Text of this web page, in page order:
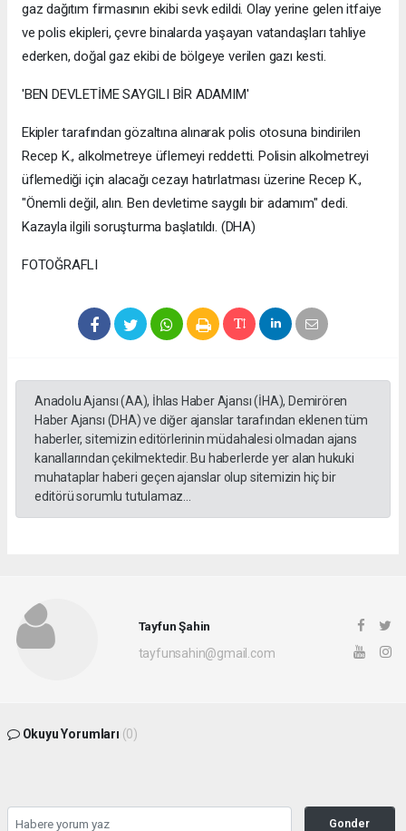
gaz dağıtım firmasının ekibi sevk edildi. Olay yerine gelen itfaiye
ve polis ekipleri, çevre binalarda yaşayan vatandaşları tahliye
ederken, doğal gaz ekibi de bölgeye verilen gazı kesti.
'BEN DEVLETİME SAYGILI BİR ADAMIM'
Ekipler tarafından gözaltına alınarak polis otosuna bindirilen
Recep K., alkolmetreye üflemeyi reddetti. Polisin alkolmetreyi
üflemediği için alacağı cezayı hatırlatması üzerine Recep K.,
"Önemli değil, alın. Ben devletime saygılı bir adamım" dedi.
Kazayla ilgili soruşturma başlatıldı. (DHA)
FOTOĞRAFLI
Anadolu Ajansı (AA), İhlas Haber Ajansı (İHA), Demirören
Haber Ajansı (DHA) ve diğer ajanslar tarafından eklenen tüm
haberler, sitemizin editörlerinin müdahalesi olmadan ajans
kanallarından çekilmektedir. Bu haberlerde yer alan hukuki
muhataplar haberi geçen ajanslar olup sitemizin hiç bir
editörü sorumlu tutulamaz...
Tayfun Şahin
tayfunsahin@gmail.com
Okuyu Yorumları (0)
Gonder